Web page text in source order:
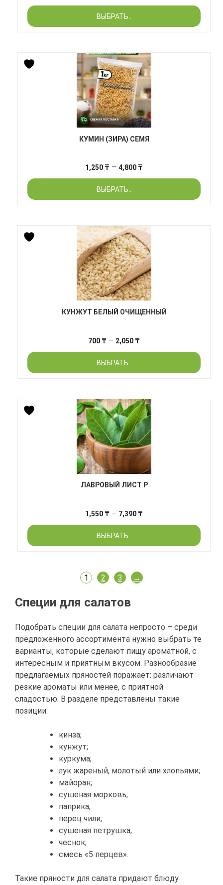
цен:
–
ВЫБРАТЬ..
КУМИН (ЗИРА) СЕМЯ
1,250 ₸ – 4,800 ₸
цен:
–
ВЫБРАТЬ..
КУНЖУТ БЕЛЫЙ ОЧИЩЕННЫЙ
700 ₸ – 2,050 ₸
цен:
–
ВЫБРАТЬ..
ЛАВРОВЫЙ ЛИСТ Р
1,550 ₸ – 7,390 ₸
цен:
–
ВЫБРАТЬ..
1 2 3 →
Специи для салатов
Подобрать специи для салата непросто – среди
предложенного ассортимента нужно выбрать те
варианты, которые сделают пищу ароматной, с
интересным и приятным вкусом. Разнообразие
предлагаемых пряностей поражает: различают
резкие ароматы или менее, с приятной
сладостью. В разделе представлены такие
позиции:
кинза;
кунжут;
куркума;
лук жареный, молотый или хлопьями;
майоран;
сушеная морковь;
паприка;
перец чили;
сушеная петрушка;
чеснок;
смесь «5 перцев».
Такие пряности для салата придают блюду